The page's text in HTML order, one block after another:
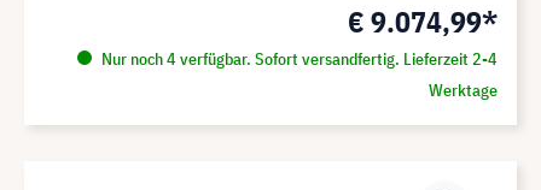
€ 9.074,99*
Nur noch 4 verfügbar. Sofort versandfertig. Lieferzeit 2-4
Werktage